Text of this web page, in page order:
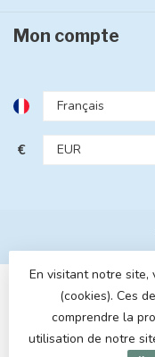
Mon compte
€
© Copyright 2026 MOM
En visitant notre site,
(cookies). Ces
comprendre la
utilisation de notre